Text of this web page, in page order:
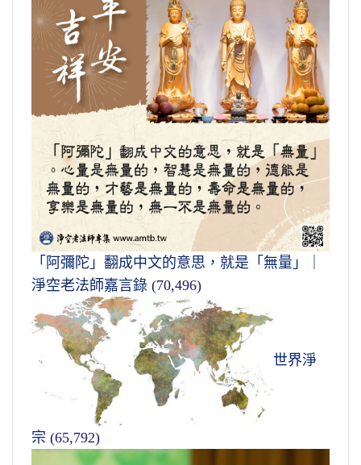
「阿彌陀」翻成中文的意思，就是「無量」｜
淨空老法師嘉言錄 (70,496)
世界淨
宗 (65,792)